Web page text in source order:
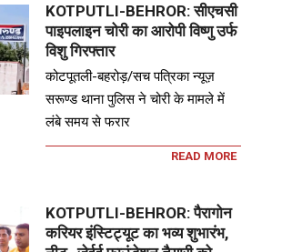
KOTPUTLI-BEHROR: सीएचसी
पाइपलाइन चोरी का आरोपी विष्णु उर्फ
विशु गिरफ्तार
कोटपूतली-बहरोड़/सच पत्रिका न्यूज़
सरूण्ड थाना पुलिस ने चोरी के मामले में
लंबे समय से फरार
READ MORE
KOTPUTLI-BEHROR: पैरागोन
करियर इंस्टिट्यूट का भव्य शुभारंभ,